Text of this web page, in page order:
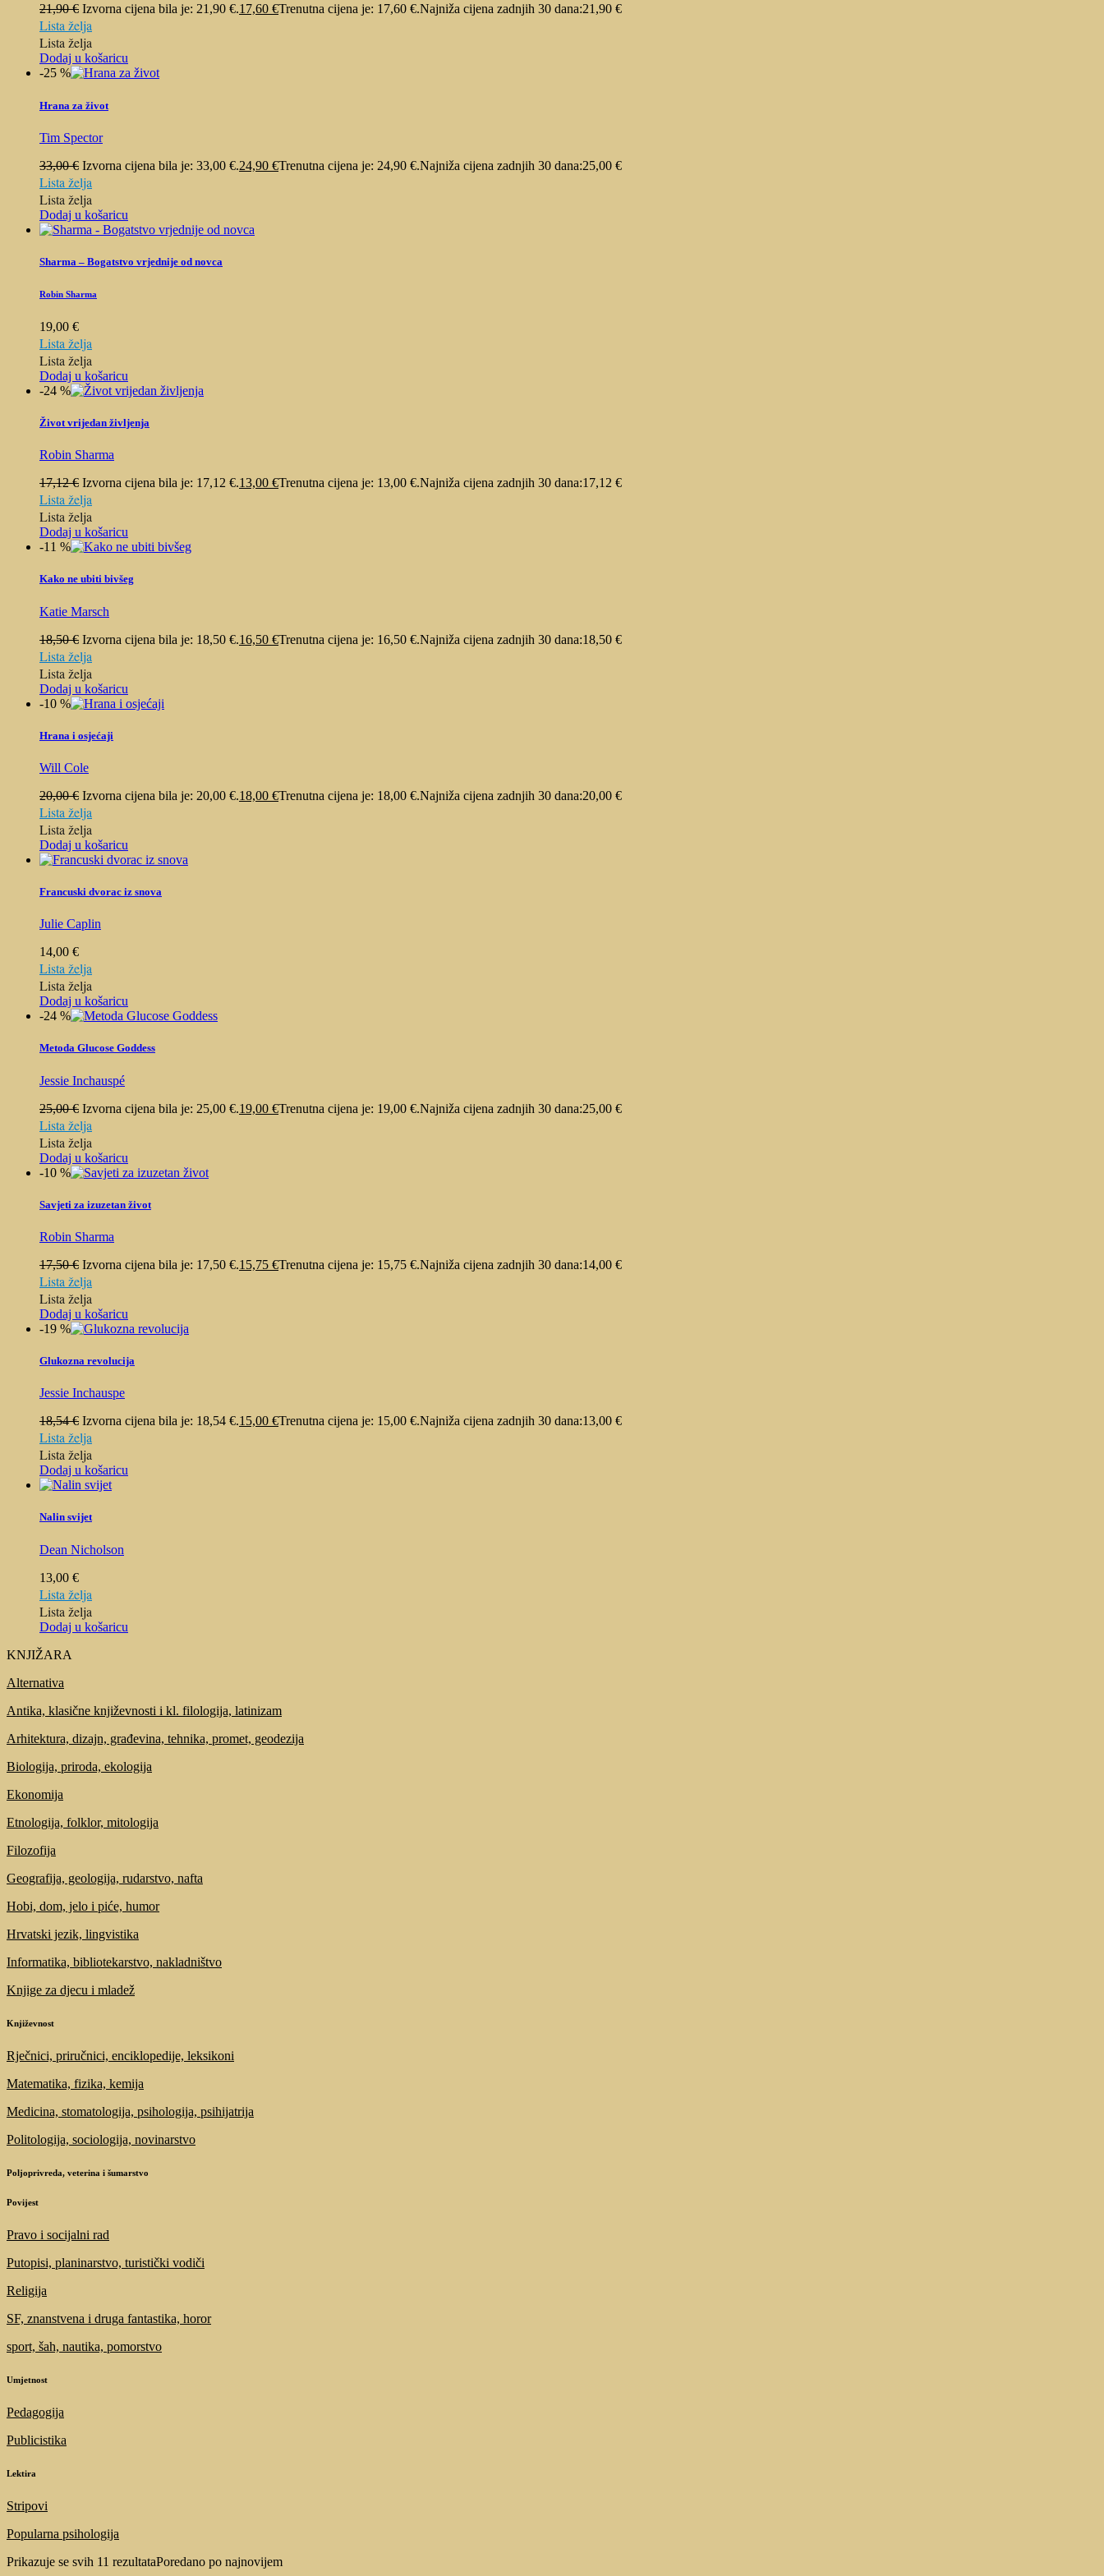
21,90€ Izvorna cijena bila je: 21,90 €.17,60 €Trenutna cijena je: 17,60 €.Najniža cijena zadnjih 30 dana:21,90 €
Lista želja
Lista želja
Dodaj u košaricu
-25 %
Hrana za život
Tim Spector
33,00€ Izvorna cijena bila je: 33,00 €.24,90 €Trenutna cijena je: 24,90 €.Najniža cijena zadnjih 30 dana:25,00 €
Lista želja
Lista želja
Dodaj u košaricu
Sharma – Bogatstvo vrjednije od novca
Robin Sharma
19,00 €
Lista želja
Lista želja
Dodaj u košaricu
-24 %
Život vrijedan življenja
Robin Sharma
17,12€ Izvorna cijena bila je: 17,12 €.13,00 €Trenutna cijena je: 13,00 €.Najniža cijena zadnjih 30 dana:17,12 €
Lista želja
Lista želja
Dodaj u košaricu
-11 %
Kako ne ubiti bivšeg
Katie Marsch
18,50€ Izvorna cijena bila je: 18,50 €.16,50 €Trenutna cijena je: 16,50 €.Najniža cijena zadnjih 30 dana:18,50 €
Lista želja
Lista želja
Dodaj u košaricu
-10 %
Hrana i osjećaji
Will Cole
20,00€ Izvorna cijena bila je: 20,00 €.18,00 €Trenutna cijena je: 18,00 €.Najniža cijena zadnjih 30 dana:20,00 €
Lista želja
Lista želja
Dodaj u košaricu
Francuski dvorac iz snova
Julie Caplin
14,00 €
Lista želja
Lista želja
Dodaj u košaricu
-24 %
Metoda Glucose Goddess
Jessie Inchauspé
25,00€ Izvorna cijena bila je: 25,00 €.19,00 €Trenutna cijena je: 19,00 €.Najniža cijena zadnjih 30 dana:25,00 €
Lista želja
Lista želja
Dodaj u košaricu
-10 %
Savjeti za izuzetan život
Robin Sharma
17,50€ Izvorna cijena bila je: 17,50 €.15,75 €Trenutna cijena je: 15,75 €.Najniža cijena zadnjih 30 dana:14,00 €
Lista želja
Lista želja
Dodaj u košaricu
-19 %
Glukozna revolucija
Jessie Inchauspe
18,54€ Izvorna cijena bila je: 18,54 €.15,00 €Trenutna cijena je: 15,00 €.Najniža cijena zadnjih 30 dana:13,00 €
Lista želja
Lista želja
Dodaj u košaricu
Nalin svijet
Dean Nicholson
13,00 €
Lista želja
Lista želja
Dodaj u košaricu
KNJIŽARA
Alternativa
Antika, klasične književnosti i kl. filologija, latinizam
Arhitektura, dizajn, građevina, tehnika, promet, geodezija
Biologija, priroda, ekologija
Ekonomija
Etnologija, folklor, mitologija
Filozofija
Geografija, geologija, rudarstvo, nafta
Hobi, dom, jelo i piće, humor
Hrvatski jezik, lingvistika
Informatika, bibliotekarstvo, nakladništvo
Knjige za djecu i mladež
Književnost
Rječnici, priručnici, enciklopedije, leksikoni
Matematika, fizika, kemija
Medicina, stomatologija, psihologija, psihijatrija
Politologija, sociologija, novinarstvo
Poljoprivreda, veterina i šumarstvo
Povijest
Pravo i socijalni rad
Putopisi, planinarstvo, turistički vodiči
Religija
SF, znanstvena i druga fantastika, horor
sport, šah, nautika, pomorstvo
Umjetnost
Pedagogija
Publicistika
Lektira
Stripovi
Popularna psihologija
Prikazuje se svih 11 rezultataPoredano po najnovijem